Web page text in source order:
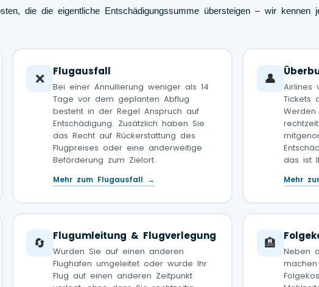
die die eigentliche Entschädigungssumme übersteigen – wir kennen
❌ Flugausfall
Bei einer Annullierung weniger als 14
Tage vor dem geplanten Abflug
besteht in der Regel Anspruch auf
Entschädigung. Zusätzlich haben Sie
das Recht auf Rückerstattung des
Flugpreises oder eine anderweitige
Beförderung zum Zielort.
Mehr zum Flugausfall →
👤
Airlines
Tickets
das ist
Mehr
🔄 Flugumleitung & Flugverlegung
Wurden Sie auf einen anderen
Flughafen umgeleitet oder wurde Ihr
Flug auf einen anderen Zeitpunkt
🏨
Neben